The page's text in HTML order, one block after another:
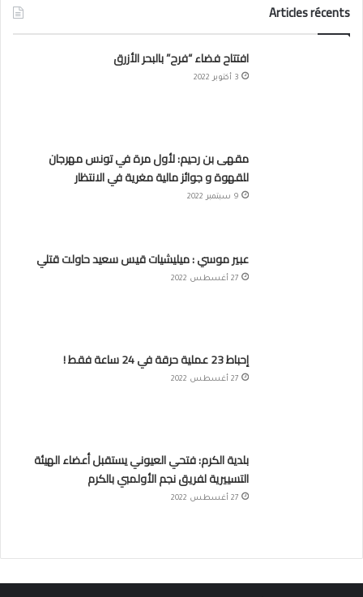
Articles récents
افتتاح فضاء “فرح” بالبحر الأزرق
3 أكتوبر 2022
مقهى بن رحيم: لأول مرة في تونس مهرجان
للقهوة و جوائز مالية مغرية في الانتظار
9 سبتمبر 2022
عبير موسي : ميليشيات قيس سعيد حاولت قتلي
27 أغسطس 2022
إحباط 23 عملية حرقة في 24 ساعة فقط !
27 أغسطس 2022
بلدية الكرم: فتحي العيوني يستقبل أعضاء الهيئة
التسييرية لفريق نجم الأولمبي بالكرم
27 أغسطس 2022